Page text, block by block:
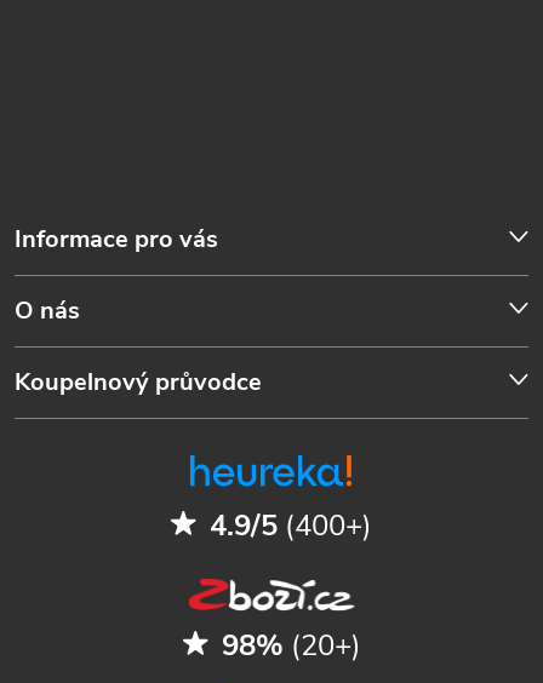
Informace pro vás
O nás
Koupelnový průvodce
4.9/5 (400+)
98% (20+)